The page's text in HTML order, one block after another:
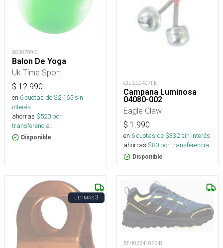
G030709-C
Balon De Yoga
Uk Time Sport
$ 12.990
en 6cuotas de $2.165sin
interés
ahorras $520 por
transferencia.
Disponible
GILI200407FE
Campana Luminosa
04080-002
Eagle Claw
$ 1.990
en 6cuotas de $332sin interés
ahorras $80 por transferencia.
Disponible
ÚLTIMAS3
BEH022410FE-R